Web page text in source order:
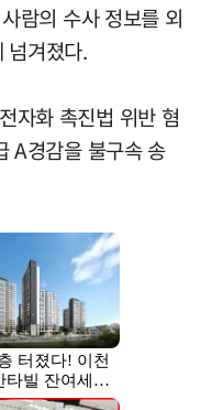
람의 수사 정보를 외
넘겨졌다.
자화 촉진법 위반 혐
A경감을 불구속 송